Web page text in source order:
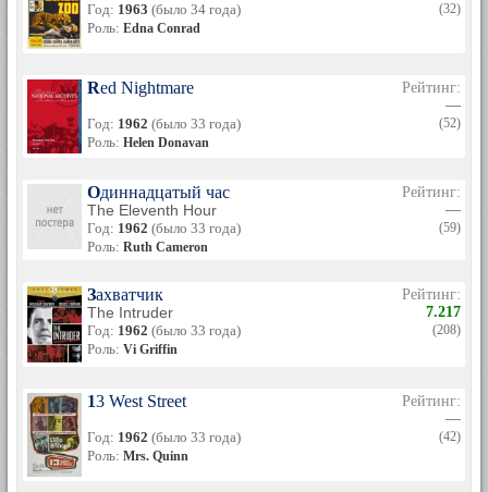
Год: 1963 (было 34 года)
Роль: Edna Conrad
(32)
Red Nightmare
Год: 1962 (было 33 года)
Роль: Helen Donavan
Рейтинг:
—
(52)
Одиннадцатый час
The Eleventh Hour
Год: 1962 (было 33 года)
Роль: Ruth Cameron
Рейтинг:
—
(59)
Захватчик
The Intruder
Год: 1962 (было 33 года)
Роль: Vi Griffin
Рейтинг:
7.217
(208)
13 West Street
Год: 1962 (было 33 года)
Роль: Mrs. Quinn
Рейтинг:
—
(42)